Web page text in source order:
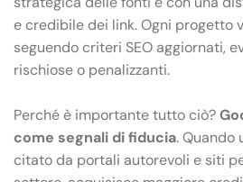
e credibile dei link. Ogni progetto
seguendo criteri SEO aggiornati,
rischiose o penalizzanti.
Perché è importante tutto ciò?
come segnali di fiducia. Quando
citato da portali autorevoli e siti